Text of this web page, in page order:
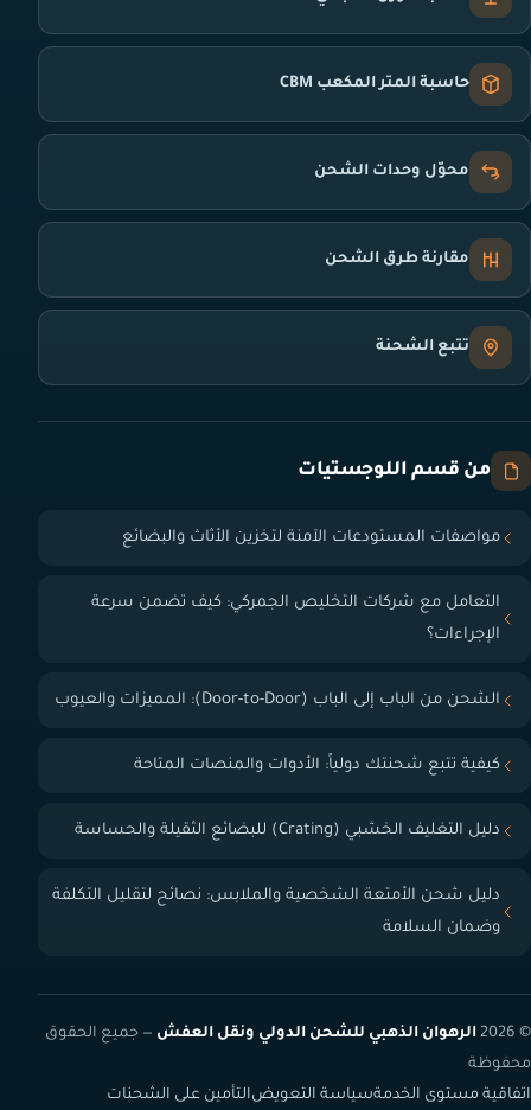
حاسبة المتر المكعب CBM
محوّل وحدات الشحن
مقارنة طرق الشحن
تتبع الشحنة
من قسم اللوجستيات
مواصفات المستودعات الآمنة لتخزين الأثاث والبضائع
التعامل مع شركات التخليص الجمركي: كيف تضمن سرعة
الإجراءات؟
الشحن من الباب إلى الباب (Door-to-Door): المميزات والعيوب
كيفية تتبع شحنتك دولياً: الأدوات والمنصات المتاحة
دليل التغليف الخشبي (Crating) للبضائع الثقيلة والحساسة
دليل شحن الأمتعة الشخصية والملابس: نصائح لتقليل التكلفة
وضمان السلامة
© 2026 الرهوان الذهبي للشحن الدولي ونقل العفش — جميع الحقوق
محفوظة
اتفاقية مستوى الخدمةسياسة التعويضالتأمين على الشحنات